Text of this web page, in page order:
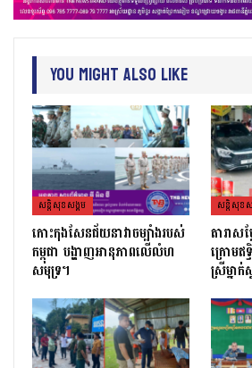
You Might Also Like
សន្តិសុខសង្គម
កោះកុងសែនជ័យនាវាចម្បាំងរបស់
កម្ពុជា បង្ហាញអានុភាពលើលំហ
សមុទ្រ។
សន្តិសុខស
តារាស
ក្រោមឥ
ស្រីម្នា